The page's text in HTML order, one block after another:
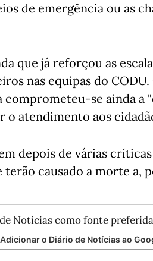
de emergência ou as
que já reforçou as
nas equipas do
comprometeu-se ainda a
o atendimento aos
depois de várias
causado a morte a,
Notícias como fonte
Adicionar o Diário de Notícias ao